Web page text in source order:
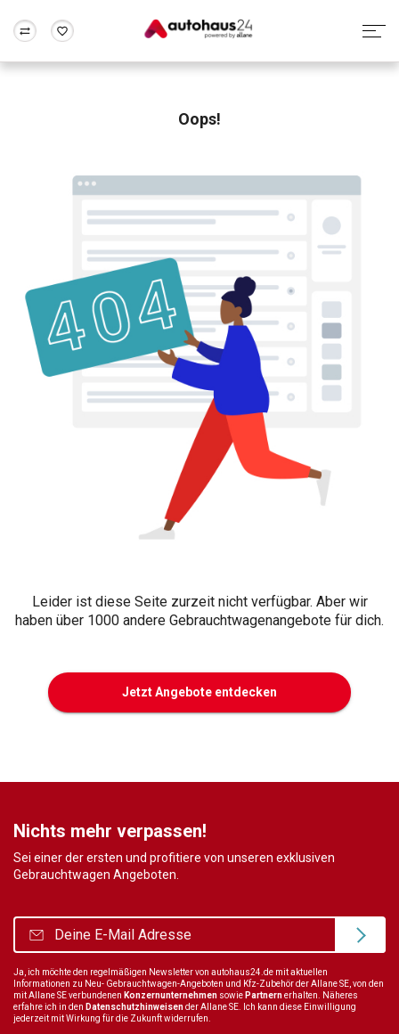
Rund um die Inzahlungnahme
Oops!
Leider ist diese Seite zurzeit nicht verfügbar. Aber wir
haben über 1000 andere Gebrauchtwagenangebote für dich.
Jetzt Angebote entdecken
Nichts mehr verpassen!
Sei einer der ersten und profitiere von unseren exklusiven
Gebrauchtwagen Angeboten.
Ja, ich möchte den regelmäßigen Newsletter von autohaus24.de mit aktuellen
Informationen zu Neu- Gebrauchtwagen-Angeboten und Kfz-Zubehör der Allane SE, von den
mit Allane SE verbundenen Konzernunternehmen sowie Partnernerhalten. Näheres
erfahre ich in den Datenschutzhinweisender Allane SE. Ich kann diese Einwilligung
jederzeit mit Wirkung für die Zukunft widerrufen.